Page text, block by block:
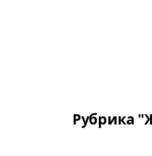
Рубрика